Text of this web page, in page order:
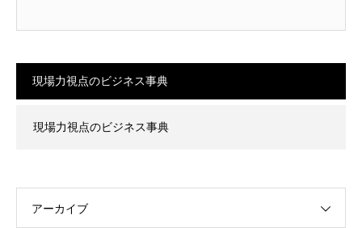
現場力視点のビジネス事典
現場力視点のビジネス事典
アーカイブ